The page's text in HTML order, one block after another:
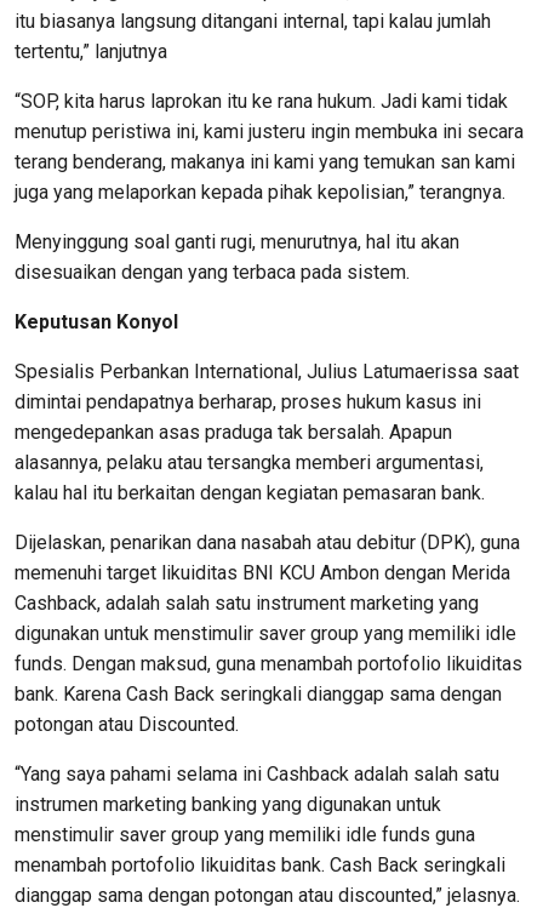
itu biasanya langsung ditangani internal, tapi kalau jumlah
tertentu,” lanjutnya
“SOP, kita harus laprokan itu ke rana hukum. Jadi kami tidak
menutup peristiwa ini, kami justeru ingin membuka ini secara
terang benderang, makanya ini kami yang temukan san kami
juga yang melaporkan kepada pihak kepolisian,” terangnya.
Menyinggung soal ganti rugi, menurutnya, hal itu akan
disesuaikan dengan yang terbaca pada sistem.
Keputusan Konyol
Spesialis Perbankan International, Julius Latumaerissa saat
dimintai pendapatnya berharap, proses hukum kasus ini
mengedepankan asas praduga tak bersalah. Apapun
alasannya, pelaku atau tersangka memberi argumentasi,
kalau hal itu berkaitan dengan kegiatan pemasaran bank.
Dijelaskan, penarikan dana nasabah atau debitur (DPK), guna
memenuhi target likuiditas BNI KCU Ambon dengan Merida
Cashback, adalah salah satu instrument marketing yang
digunakan untuk menstimulir saver group yang memiliki idle
funds. Dengan maksud, guna menambah portofolio likuiditas
bank. Karena Cash Back seringkali dianggap sama dengan
potongan atau Discounted.
“Yang saya pahami selama ini Cashback adalah salah satu
instrumen marketing banking yang digunakan untuk
menstimulir saver group yang memiliki idle funds guna
menambah portofolio likuiditas bank. Cash Back seringkali
dianggap sama dengan potongan atau discounted,” jelasnya.